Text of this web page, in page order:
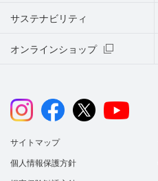
サステナビリティ
オンラインショップ
サイトマップ
個人情報保護方針